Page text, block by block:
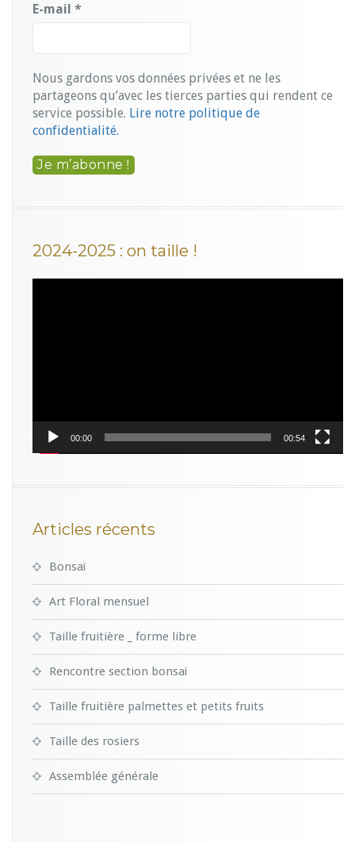
E-mail *
Nous gardons vos données privées et ne les
partageons qu’avec les tierces parties qui rendent ce
service possible. Lire notre politique de
confidentialité.
2024-2025 : on taille !
00:00 00:54
Articles récents
Bonsaï
Art Floral mensuel
Taille fruitière _ forme libre
Rencontre section bonsaï
Taille fruitière palmettes et petits fruits
Taille des rosiers
Assemblée générale